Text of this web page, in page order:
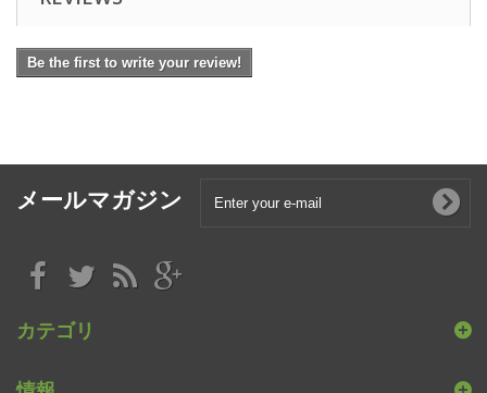
Be the first to write your review!
メールマガジン
カテゴリ